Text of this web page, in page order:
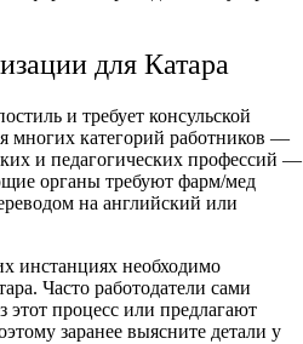
для Катара
и требует консульской
многих категорий работников —
и педагогических профессий —
органы требуют фарм/мед
на английский или
инстанциях необходимо
Часто работодатели сами
этот процесс или предлагают
заранее выясните детали у